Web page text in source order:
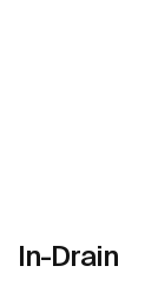
In-Drain